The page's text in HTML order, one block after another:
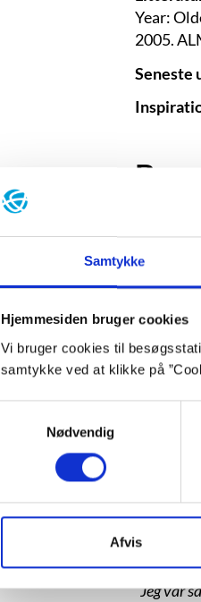
Samtykke
Hjemmesiden bruger cookies
Vi bruger cookies til
samtykke ved at klikke på
Nødvendig
Afvis
Year:
2005.
Seneste
Sonya
tog sin
på
Sonya
”Jeg var